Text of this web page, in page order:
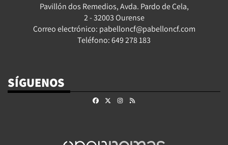
Pavillón dos Remedios, Avda. Pardo de Cela,
2 - 32003 Ourense
Correo electrónico: pabelloncf@pabelloncf.com
Teléfono: 649 278 183
SÍGUENOS
FacebookInstagram